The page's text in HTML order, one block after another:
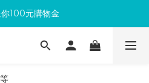
饋10%購物金
100元購物金
馬上領取50元購物金